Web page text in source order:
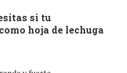
si tu
hoja de lechuga